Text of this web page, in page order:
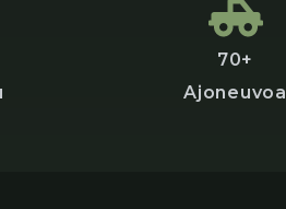
70+
Ajoneuvoa